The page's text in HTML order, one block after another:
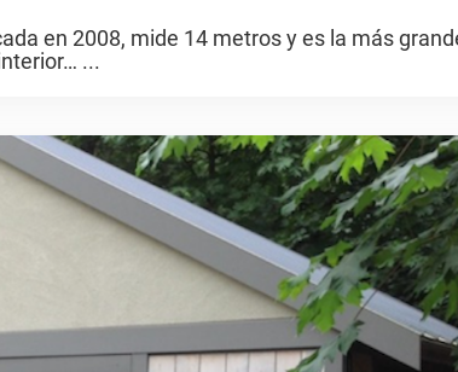
en 2008, mide 14 metros y es la más
...